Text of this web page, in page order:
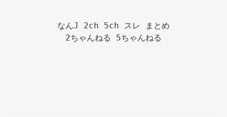
なんJ 2ch 5ch スレ まとめ
2ちゃんねる 5ちゃんねる